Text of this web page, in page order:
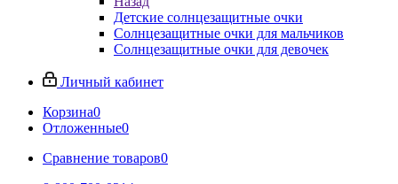
Детские солнцезащитные очки
Солнцезащитные очки для мальчиков
Солнцезащитные очки для девочек
Личный кабинет
Корзина0
Отложенные0
Сравнение товаров0